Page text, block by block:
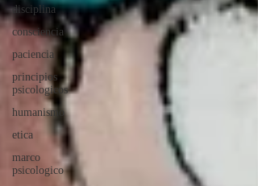
disciplina
consciencia
paciencia
principios
psicologicos
humanismo
etica
marco
psicologico